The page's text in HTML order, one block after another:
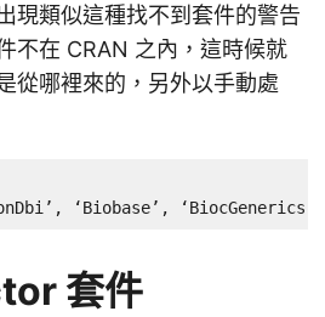
現類似這種找不到套件的警告
不在 CRAN 之內，這時候就
從哪裡來的，另外以手動處
‘Biobase’,
套件